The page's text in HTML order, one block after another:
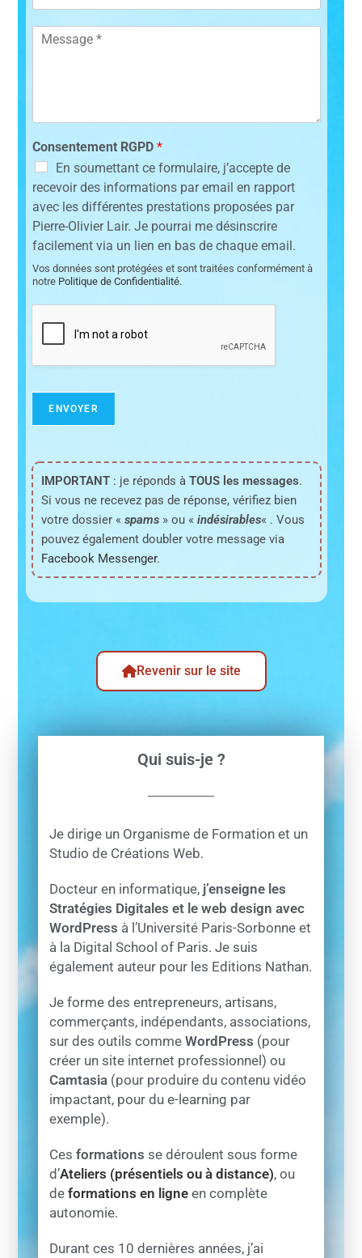
e
e
M
*
Consentement RGPD*
En soumettant ce formulaire, j’accepte de
recevoir des informations par email en rapport
avec les différentes prestations proposées par
Pierre-Olivier Lair. Je pourrai me désinscrire
facilement via un lien en bas de chaque email.
Vos données sont protégées et sont traitées conformément à
notre Politique de Confidentialité.
ENVOYER
IMPORTANT : je réponds àTOUS les messages.
Si vous ne recevez pas de réponse, vérifiez bien
votre dossier «spams » ou «indésirables« . Vous
pouvez également doubler votre message via
Facebook Messenger.
Revenir sur le site
Qui suis-je ?
Je dirige un Organisme de Formation et un
Studio de Créations Web.
Docteur en informatique, j’enseigne les
Stratégies Digitales et le web design avec
WordPress à l’Université Paris-Sorbonne et
à la Digital School of Paris. Je suis
également auteur pour les Editions Nathan.
Je forme des entrepreneurs, artisans,
commerçants, indépendants, associations,
sur des outils commeWordPress (pour
créer un site internet professionnel) ou
Camtasia (pour produire du contenu vidéo
impactant, pour du e-learning par
exemple).
Cesformations se déroulent sous forme
d’Ateliers (présentiels ou à distance), ou
deformations en ligne en complète
autonomie.
Durant ces 10 dernières années, j’ai